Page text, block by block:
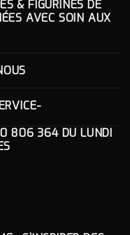
& FIGURINES DE
AVEC SOIN AUX
806 364DU LUNDI